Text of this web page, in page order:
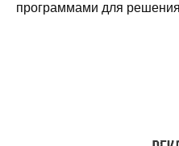
программами для